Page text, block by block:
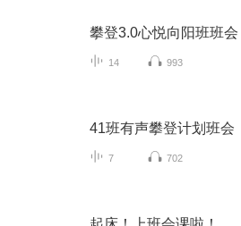
攀登3.0心悦向阳班班会
14 993
41班有声攀登计划班会
7 702